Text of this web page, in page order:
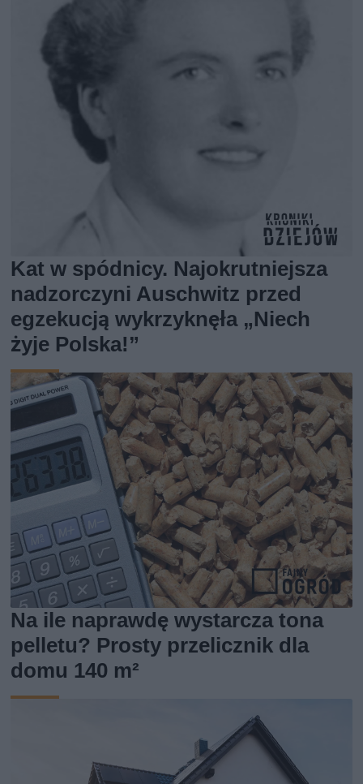
Kat w spódnicy. Najokrutniejsza
nadzorczyni Auschwitz przed
egzekucją wykrzyknęła „Niech
żyje Polska!”
Na ile naprawdę wystarcza tona
pelletu? Prosty przelicznik dla
domu 140 m²